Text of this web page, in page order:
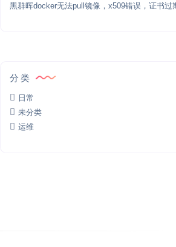
黑群晖docker无法pull镜像，x509错误，证书过
分类
日常
未分类
运维